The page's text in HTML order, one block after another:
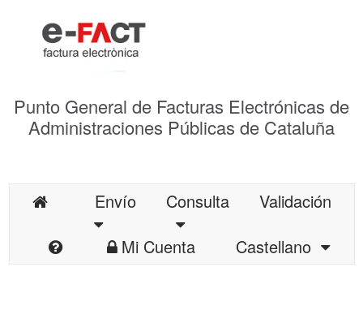
Punto General de Facturas Electrónicas de
Administraciones Públicas de Cataluña
Envío Consulta
Validación
Mi Cuenta
Castellano